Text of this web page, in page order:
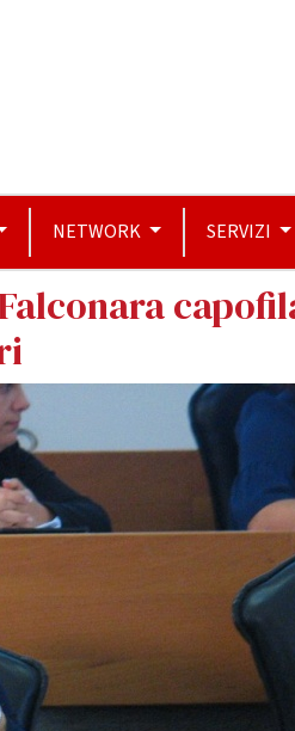
NETWORK SERVIZI